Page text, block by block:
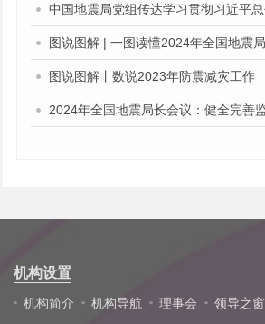
图说图解丨数说2023年防震减灾工作
机构设置
机构简介 机构导航 理事会 领导之窗